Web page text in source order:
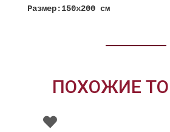
Размер:150х200 см
ПОХОЖИЕ